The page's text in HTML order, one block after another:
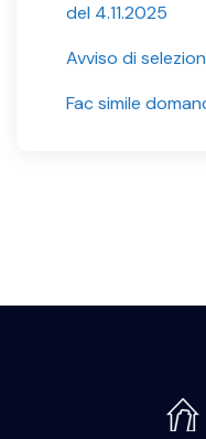
del 4.11.2025
Avviso di
Fac simile